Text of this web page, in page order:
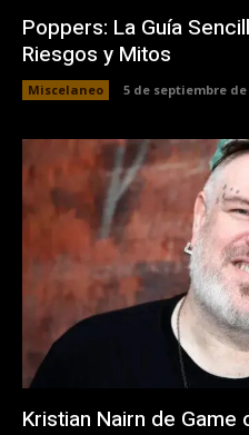
Poppers: La Guía
Riesgos y Mitos
Miscelaneo 5 de septiembre de
Kristian Nairn de